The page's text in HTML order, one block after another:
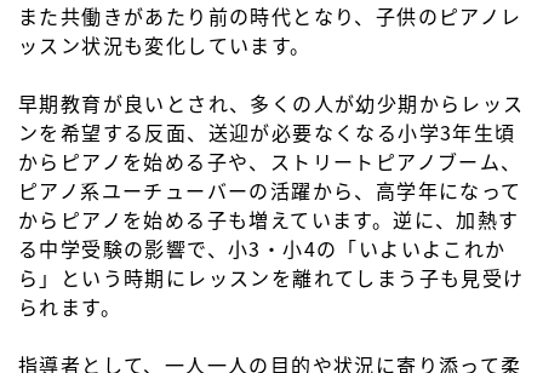
また共働きがあたり前の時代となり、子供のピアノレ
ッスン状況も変化しています。
早期教育が良いとされ、多くの人が幼少期からレッス
ンを希望する反面、送迎が必要なくなる小学3年生頃
からピアノを始める子や、ストリートピアノブーム、
ピアノ系ユーチューバーの活躍から、高学年になって
からピアノを始める子も増えています。逆に、加熱す
る中学受験の影響で、小3・小4の「いよいよこれか
ら」という時期にレッスンを離れてしまう子も見受け
られます。
指導者として、一人一人の目的や状況に寄り添って柔